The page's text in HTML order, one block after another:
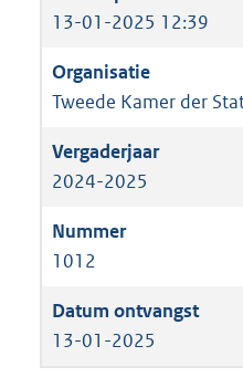
13-01-2025 12:39
Tweede Kamer der
2024-2025
1012
13-01-2025